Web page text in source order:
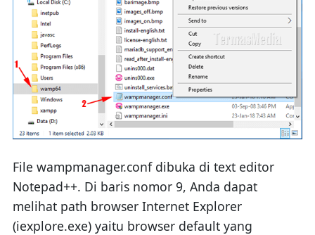
File wampmanager.conf dibuka di text editor
Notepad++. Di baris nomor 9, Anda dapat
melihat path browser Internet Explorer
(iexplore.exe) yaitu browser default yang